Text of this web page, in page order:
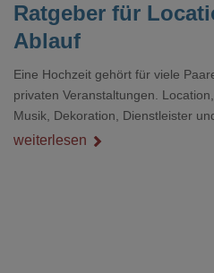
Ratgeber für
Ablauf
Eine Hochzeit gehört für viele
privaten Veranstaltungen.
Musik, Dekoration, Dienstleister
zusammenpassen, damit der Tag
weiterlesen